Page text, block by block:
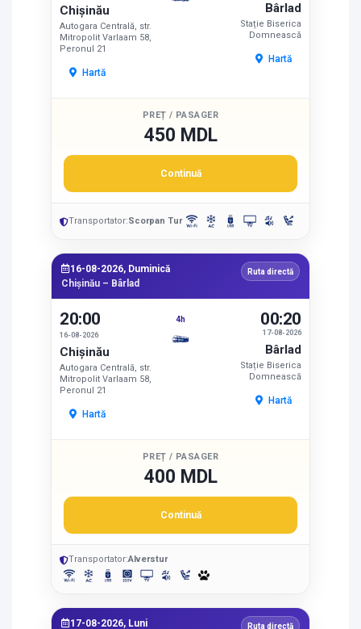
Chișinău
Autogara Centrală, str.
Mitropolit Varlaam 58,
Peronul 21
Hartă
Bârlad
Stație Biserica
Domnească
Hartă
PREȚ / PASAGER
450 MDL
Continuă
Transportator:Scorpan Tur
16-08-2026, Duminică
Chișinău – Bârlad
Ruta directă
20:00
16-08-2026
Chișinău
Autogara Centrală, str.
Mitropolit Varlaam 58,
Peronul 21
Hartă
4h
17-08-2026
00:20
Bârlad
Stație Biserica
Domnească
Hartă
PREȚ / PASAGER
400 MDL
Continuă
Transportator:Alverstur
17-08-2026, Luni Ruta directă